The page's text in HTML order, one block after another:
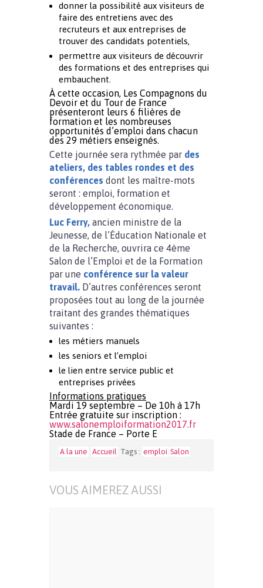
donner la possibilité aux visiteurs de
faire des entretiens avec des
recruteurs et aux entreprises de
trouver des candidats potentiels,
permettre aux visiteurs de découvrir
des formations et des entreprises qui
embauchent.
À cette occasion, Les Compagnons du
Devoir et du Tour de France
présenteront leurs 6 filières de
formation et les nombreuses
opportunités d’emploi dans chacun
des 29 métiers enseignés.
Cette journée sera rythmée par des
ateliers, des tables rondes et des
conférences dont les maître-mots
seront : emploi, formation et
développement économique.
Luc Ferry, ancien ministre de la
Jeunesse, de l’Éducation Nationale et
de la Recherche, ouvrira ce 4ème
Salon de l’Emploi et de la Formation
par une conférence sur la valeur
travail. D’autres conférences seront
proposées tout au long de la journée
traitant des grandes thématiques
suivantes :
les métiers manuels
les seniors et l’emploi
le lien entre service public et
entreprises privées
Informations pratiques
Mardi 19 septembre – De 10h à 17h
Entrée gratuite sur inscription :
www.salonemploiformation2017.fr
Stade de France – Porte E
A la une Accueil Tags : emploi Salon
VOUS AIMEREZ AUSSI